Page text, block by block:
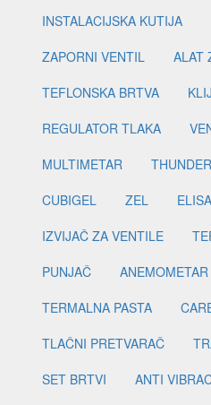
INSTALACIJSKA KUTIJA
ZAPORNI VENTIL
ALAT
TEFLONSKA BRTVA
REGULATOR TLAKA
MULTIMETAR
THUNDER
CUBIGEL
ZEL
IZVIJAČ ZA VENTILE
PUNJAČ
ANEMOMETAR
TERMALNA PASTA
TLAČNI PRETVARAČ
SET BRTVI
ANTI